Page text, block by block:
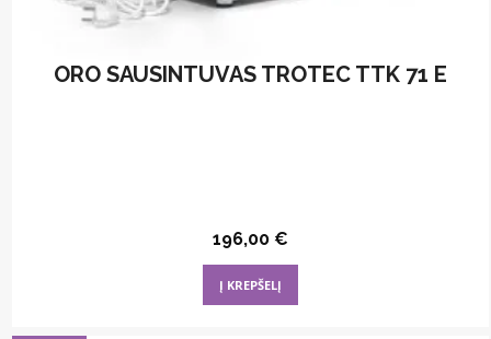
ORO SAUSINTUVAS TROTEC TTK 71 E
196,00 €
Į KREPŠELĮ